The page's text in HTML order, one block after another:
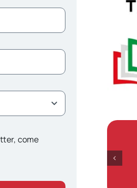
come